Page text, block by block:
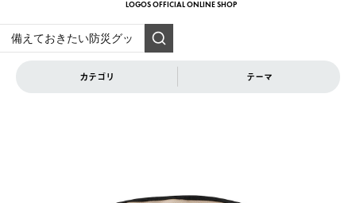
LOGOS OFFICIAL ONLINE SHOP
カテゴリ テーマ